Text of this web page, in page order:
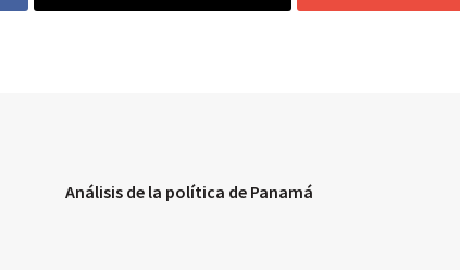
Análisis de la política de Panamá